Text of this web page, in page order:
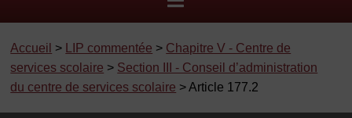
Accueil > LIP commentée > Chapitre V - Centre de
services scolaire > Section III - Conseil d’administration
du centre de services scolaire > Article 177.2